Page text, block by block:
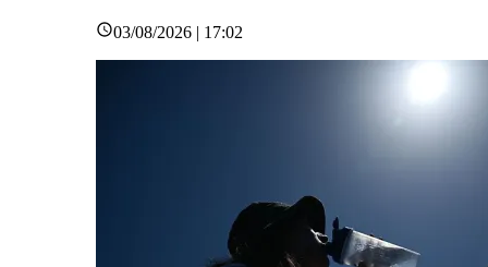
03/08/2026 | 17:02